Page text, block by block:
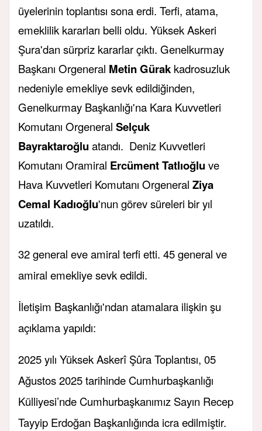
üyelerinin toplantısı sona erdi. Terfi, atama,
emeklilik kararları belli oldu. Yüksek Askeri
Şura'dan sürpriz kararlar çıktı. Genelkurmay
Başkanı Orgeneral Metin Gürak kadrosuzluk
nedeniyle emekliye sevk edildiğinden,
Genelkurmay Başkanlığı'na Kara Kuvvetleri
Komutanı Orgeneral Selçuk
Bayraktaroğlu atandı. Deniz Kuvvetleri
Komutanı Oramiral Ercüment Tatlıoğlu ve
Hava Kuvvetleri Komutanı Orgeneral Ziya
Cemal Kadıoğlu'nun görev süreleri bir yıl
uzatıldı.
32 general eve amiral terfi etti. 45 general ve
amiral emekliye sevk edildi.
İletişim Başkanlığı'ndan atamalara ilişkin şu
açıklama yapıldı:
2025 yılı Yüksek Askerî Şûra Toplantısı, 05
Ağustos 2025 tarihinde Cumhurbaşkanlığı
Külliyesi’nde Cumhurbaşkanımız Sayın Recep
Tayyip Erdoğan Başkanlığında icra edilmiştir.